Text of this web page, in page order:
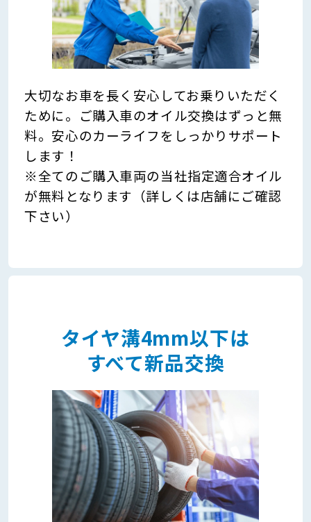
大切なお車を長く安心してお乗りいただく
ために。ご購入車のオイル交換はずっと無
料。安心のカーライフをしっかりサポート
します！
※全てのご購入車両の当社指定適合オイル
が無料となります（詳しくは店舗にご確認
下さい）
タイヤ溝4mm以下は
すべて新品交換